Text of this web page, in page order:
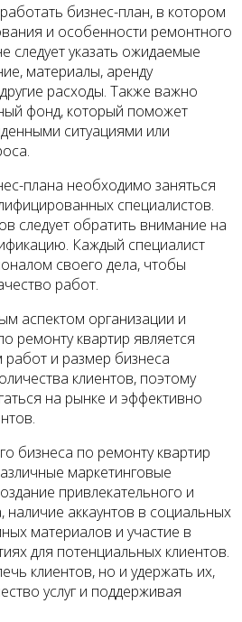
бизнес-план, в котором
и особенности ремонтного
следует указать ожидаемые
материалы, аренду
расходы. Также важно
фонд, который поможет
ситуациями или
плана необходимо заняться
специалистов.
следует обратить внимание на
Каждый специалист
своего дела, чтобы
работ.
аспектом организации и
ремонту квартир является
и размер бизнеса
клиентов, поэтому
на рынке и эффективно
бизнеса по ремонту квартир
маркетинговые
привлекательного и
аккаунтов в социальных
материалов и участие в
для потенциальных клиентов.
клиентов, но и удержать их,
услуг и поддерживая